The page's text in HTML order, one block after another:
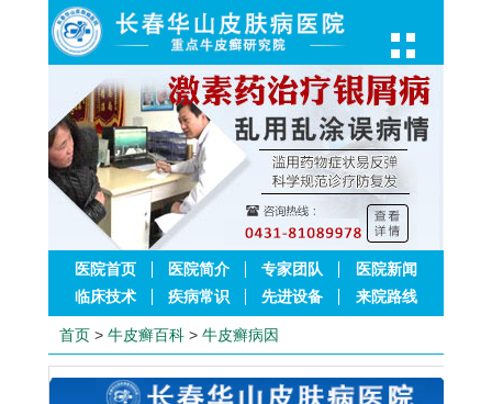
医院首页 医院简介 专家团队
医院新闻
临床技术
疾病常识 先进设备 来院路线
首页 > 牛皮癣百科 > 牛皮癣病因